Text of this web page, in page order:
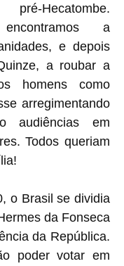
Hecatombe.
a
e depois
a roubar a
homens como
arregimentando
audiências em
Todos queriam
o Brasil se dividia
da Fonseca
da República.
poder votar em